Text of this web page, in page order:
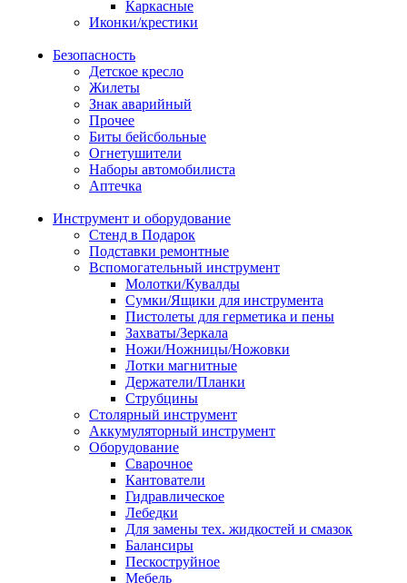
Каркасные
Иконки/крестики
Безопасность
Детское кресло
Жилеты
Знак аварийный
Прочее
Биты бейсбольные
Огнетушители
Наборы автомобилиста
Аптечка
Инструмент и оборудование
Стенд в Подарок
Подставки ремонтные
Вспомогательный инструмент
Молотки/Кувалды
Сумки/Ящики для инструмента
Пистолеты для герметика и пены
Захваты/Зеркала
Ножи/Ножницы/Ножовки
Лотки магнитные
Держатели/Планки
Струбцины
Столярный инструмент
Аккумуляторный инструмент
Оборудование
Сварочное
Кантователи
Гидравлическое
Лебедки
Для замены тех. жидкостей и смазок
Балансиры
Пескоструйное
Мебель